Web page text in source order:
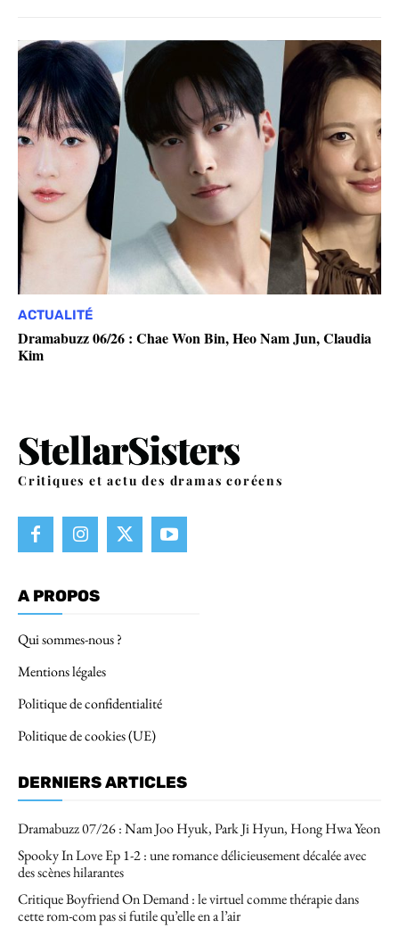
ACTUALITÉ
Dramabuzz 06/26 : Chae Won Bin, Heo Nam Jun, Claudia
Kim
Critiques et actu des dramas coréens
A PROPOS
Qui sommes-nous ?
Mentions légales
Politique de confidentialité
Politique de cookies (UE)
DERNIERS ARTICLES
Dramabuzz 07/26 : Nam Joo Hyuk, Park Ji Hyun, Hong Hwa Yeon
Spooky In Love Ep 1-2 : une romance délicieusement décalée avec
des scènes hilarantes
Critique Boyfriend On Demand : le virtuel comme thérapie dans
cette rom-com pas si futile qu’elle en a l’air